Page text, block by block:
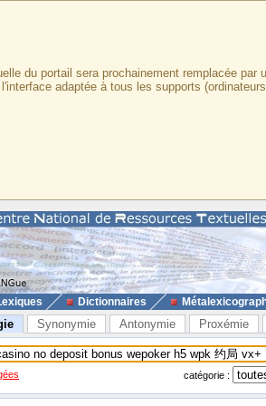
du portail sera prochainement remplacée par
adaptée à tous les supports
Dictionnaires
Synonymie Antonymie Proxémie
catégorie :